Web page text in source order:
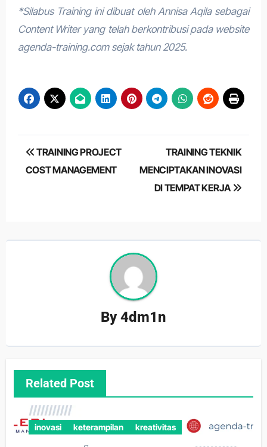
*Silabus Training ini dibuat oleh Annisa Aqila sebagai
Content Writer yang telah berkontribusi pada website
agenda-training.com sejak tahun 2025.
Post
navigation
TRAINING PROJECT
COST MANAGEMENT
TRAINING TEKNIK
MENCIPTAKAN INOVASI
DI TEMPAT KERJA
By4dm1n
Related Post
inovasi keterampilan kreativitas